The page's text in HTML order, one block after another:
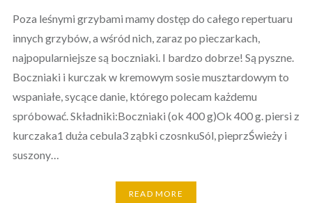
Poza leśnymi grzybami mamy dostęp do całego repertuaru
innych grzybów, a wśród nich, zaraz po pieczarkach,
najpopularniejsze są boczniaki. I bardzo dobrze! Są pyszne.
Boczniaki i kurczak w kremowym sosie musztardowym to
wspaniałe, sycące danie, którego polecam każdemu
spróbować. Składniki:Boczniaki (ok 400 g)Ok 400 g. piersi z
kurczaka1 duża cebula3 ząbki czosnkuSól, pieprzŚwieży i
suszony…
READ MORE